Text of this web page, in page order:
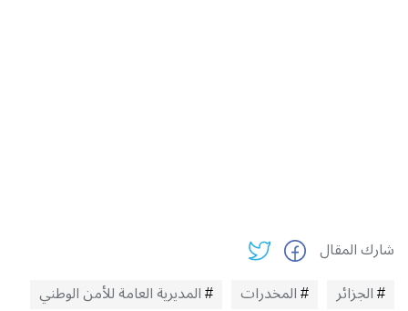
شارك المقال
الجزائر
المخدرات
المديرية العامة للأمن الوطني